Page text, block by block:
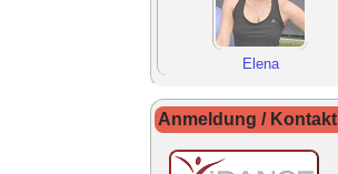
Elena
Anmeldung / Kontakt